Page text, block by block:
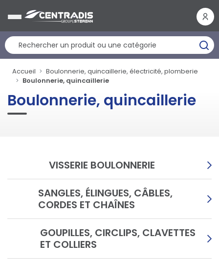
Accueil
Boulonnerie, quincaillerie, électricité, plomberie
Boulonnerie, quincaillerie
Boulonnerie, quincaillerie
VISSERIE BOULONNERIE
SANGLES, ÉLINGUES, CÂBLES,
CORDES ET CHAÎNES
GOUPILLES, CIRCLIPS, CLAVETTES
ET COLLIERS